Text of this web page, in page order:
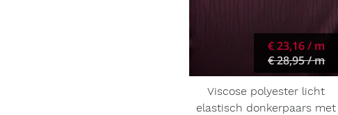
€ 23,16 / m
€ 28,95 / m
Viscose polyester licht
elastisch donkerpaars met